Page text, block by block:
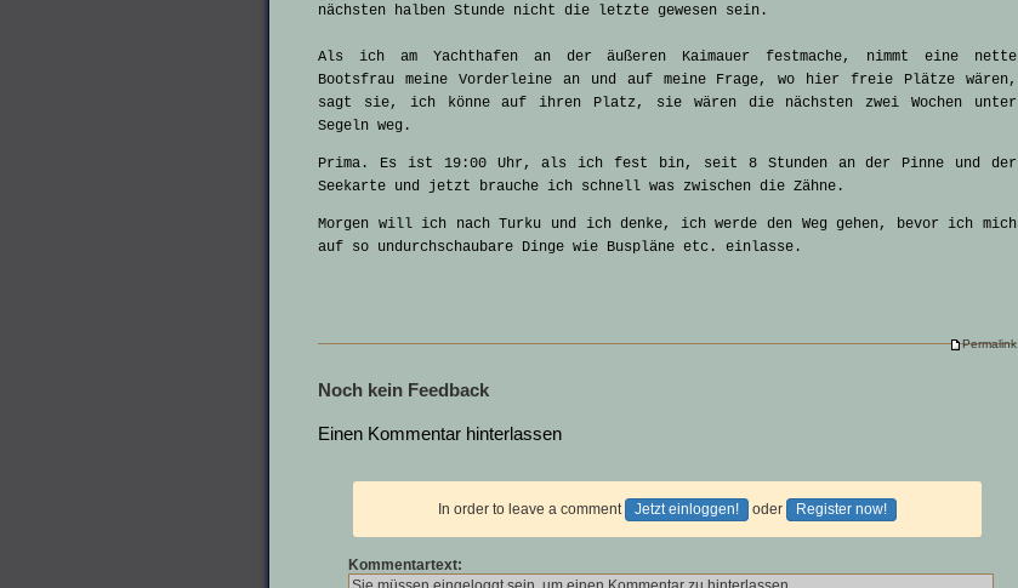
nächsten halben Stunde nicht die letzte gewesen sein.
Als ich am Yachthafen an der äußeren Kaimauer festmache, nimmt eine nette
Bootsfrau meine Vorderleine an und auf meine Frage, wo hier freie Plätze wären,
sagt sie, ich könne auf ihren Platz, sie wären die nächsten zwei Wochen unter
Segeln weg.
Prima. Es ist 19:00 Uhr, als ich fest bin, seit 8 Stunden an der Pinne und der
Seekarte und jetzt brauche ich schnell was zwischen die Zähne.
Morgen will ich nach Turku und ich denke, ich werde den Weg gehen, bevor ich mich
auf so undurchschaubare Dinge wie Buspläne etc. einlasse.
Permalink
Noch kein Feedback
Einen Kommentar hinterlassen
In order to leave a comment Jetzt einloggen! oder Register now!
Kommentartext: